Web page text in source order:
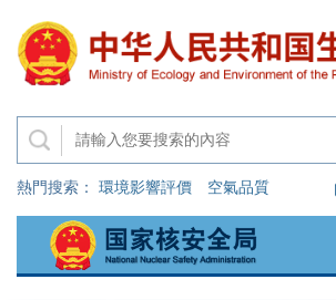
熱門搜索： 環境影響評價 空氣品質